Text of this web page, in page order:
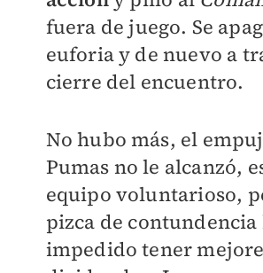
fuera de juego. Se
euforia y de nuevo a
cierre del encuentro.
No hubo más, el
Pumas no le alcanzó,
equipo voluntarioso,
pizca de contundencia
impedido tener